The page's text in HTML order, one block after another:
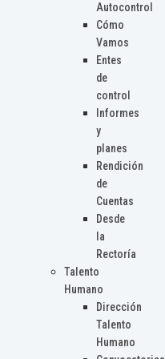
Autocontrol
Cómo
Vamos
Entes
de
control
Informes
y
planes
Rendición
de
Cuentas
Desde
la
Rectoría
Talento
Humano
Dirección
Talento
Humano